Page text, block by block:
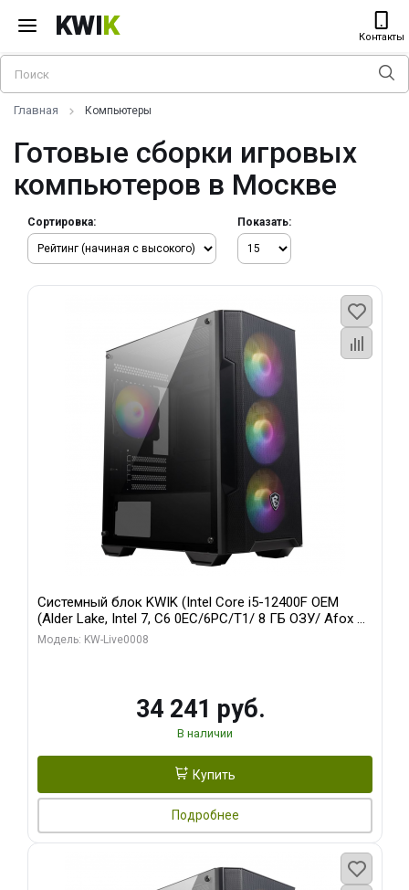
KWIK Контакты
Главная Компьютеры
Готовые сборки игровых
компьютеров в Москве
Сортировка: Показать:
Системный блок KWIK (Intel Core i5-12400F OEM
(Alder Lake, Intel 7, C6 0EC/6PC/T1/ 8 ГБ ОЗУ/ Afox R5
220 1GB DDR3 64bit VGA DVI HDMI 1FAN LP RTL / 128
Модель: KW-Live0008
34 241 руб.
В наличии
Купить
Подробнее